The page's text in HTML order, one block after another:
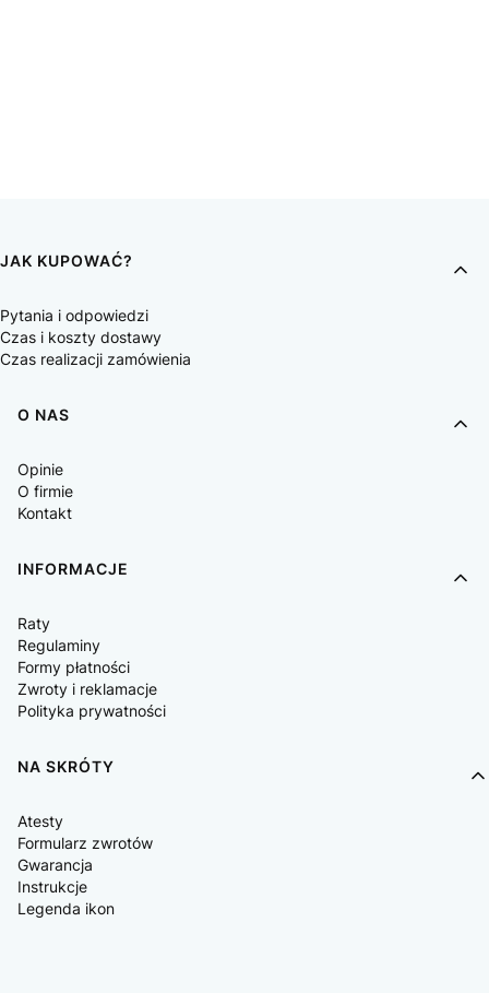
JAK KUPOWAĆ?
Pytania i odpowiedzi
Czas i koszty dostawy
Czas realizacji zamówienia
O NAS
Opinie
O firmie
Kontakt
INFORMACJE
Raty
Regulaminy
Formy płatności
Zwroty i reklamacje
Polityka prywatności
NA SKRÓTY
Atesty
Formularz zwrotów
Gwarancja
Instrukcje
Legenda ikon